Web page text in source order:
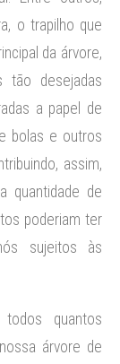
o trapilho que
da árvore,
tão desejadas
a papel de
bolas e outros
assim,
quantidade de
poderiam ter
sujeitos às
quantos
árvore de